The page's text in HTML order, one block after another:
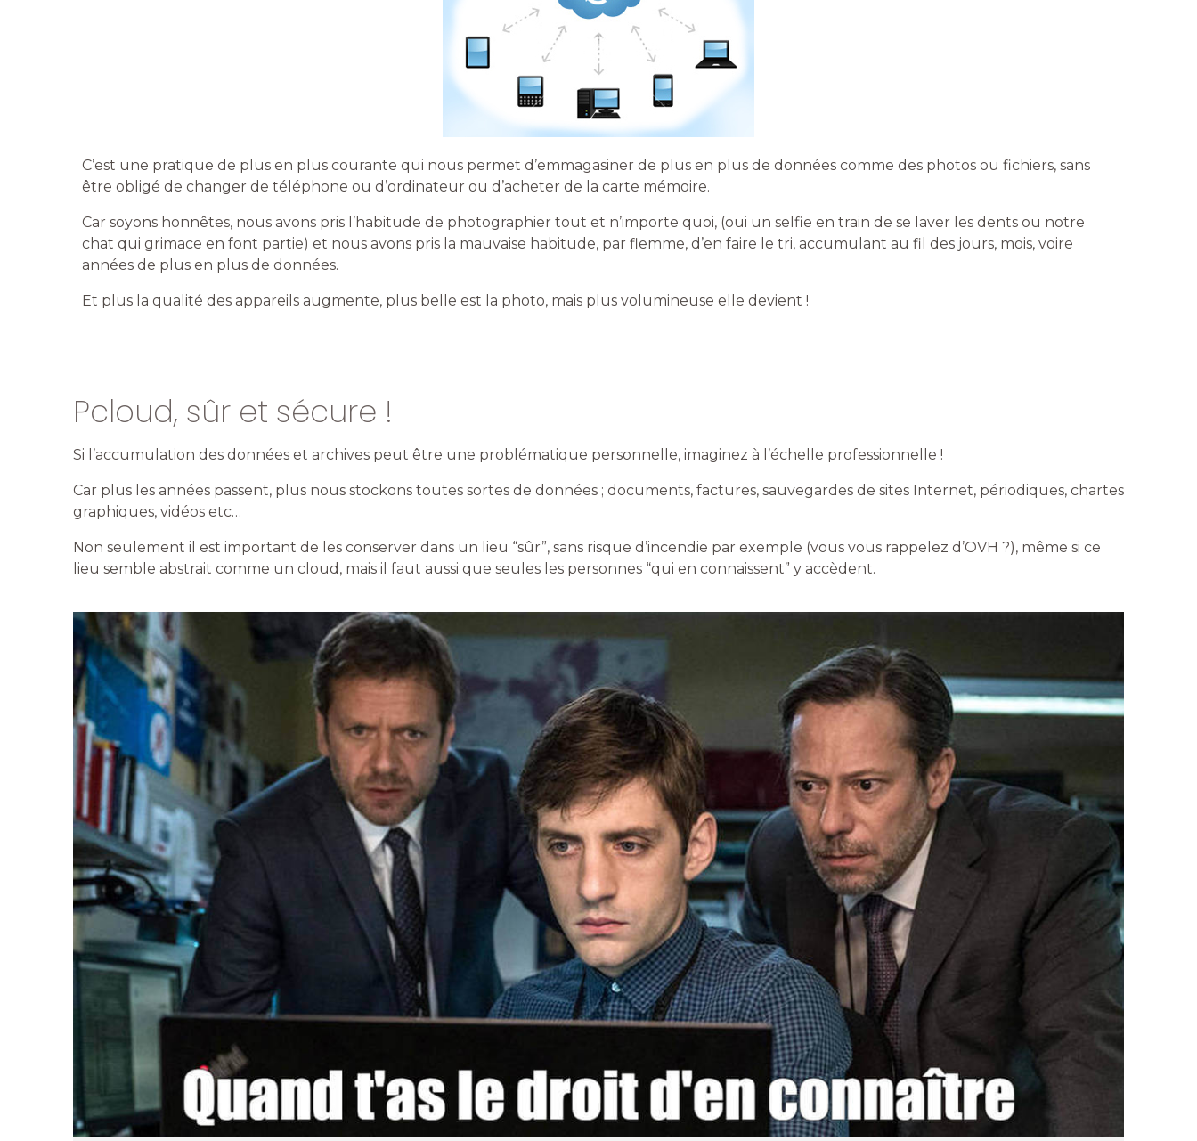
C’est une pratique de plus en plus courante qui nous permet d’emmagasiner de plus en plus de données comme des photos ou fichiers, sans
être obligé de changer de téléphone ou d’ordinateur ou d’acheter de la carte mémoire.
Car soyons honnêtes, nous avons pris l’habitude de photographier tout et n’importe quoi, (oui un selfie en train de se laver les dents ou notre
chat qui grimace en font partie) et nous avons pris la mauvaise habitude, par flemme, d’en faire le tri, accumulant au fil des jours, mois, voire
années de plus en plus de données.
Et plus la qualité des appareils augmente, plus belle est la photo, mais plus volumineuse elle devient !
Pcloud, sûr et sécure !
Si l’accumulation des données et archives peut être une problématique personnelle, imaginez à l’échelle professionnelle !
Car plus les années passent, plus nous stockons toutes sortes de données ; documents, factures, sauvegardes de sites Internet, périodiques, chartes
graphiques, vidéos etc…
Non seulement il est important de les conserver dans un lieu “sûr”, sans risque d’incendie par exemple (vous vous rappelez d’OVH ?), même si ce
lieu semble abstrait comme un cloud, mais il faut aussi que seules les personnes “qui en connaissent” y accèdent.